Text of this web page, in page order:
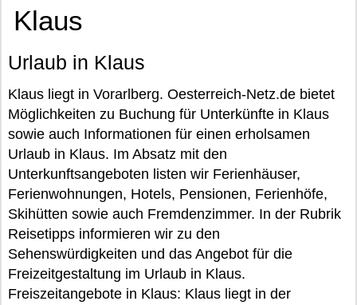
Klaus
Urlaub in Klaus
Klaus liegt in Vorarlberg. Oesterreich-Netz.de bietet
Möglichkeiten zu Buchung für Unterkünfte in Klaus
sowie auch Informationen für einen erholsamen
Urlaub in Klaus. Im Absatz mit den
Unterkunftsangeboten listen wir Ferienhäuser,
Ferienwohnungen, Hotels, Pensionen, Ferienhöfe,
Skihütten sowie auch Fremdenzimmer. In der Rubrik
Reisetipps informieren wir zu den
Sehenswürdigkeiten und das Angebot für die
Freizeitgestaltung im Urlaub in Klaus.
Freiszeitangebote in Klaus: Klaus liegt in der